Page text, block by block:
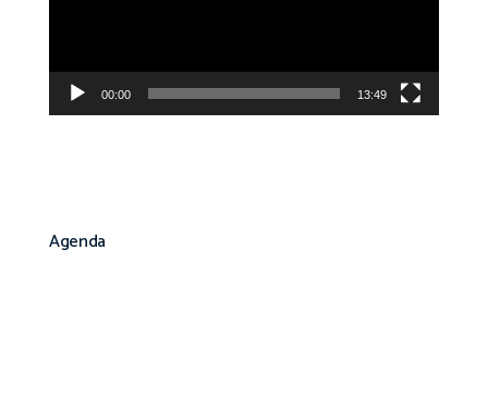
00:00 13:49
Agenda